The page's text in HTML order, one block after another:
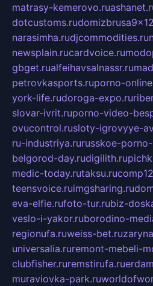
matrasy-kemerovo.ru
dotcustoms.ru
narasimha.rudjcommodities.ru
newsplain.rucardvoice.ru
gbget.rualfeihavsalnassr.ru
petrovkasports.ruporno-
york-life.rudoroga-expo.ru
slovar-ivrit.ruporno-video-
ovucontrol.rusloty-igrovyye-
ru-industriya.rurusskoe-
belgorod-day.rudigilith.ru
medic-today.rutaksu.ru
teensvoice.ruimgsharing.ru
eva-elfie.rufoto-tur.rubiz-
veslo-i-yakor.ruborodino-
regionufa.ruweiss-bet.ru
universalia.ruremont-mebeli-
clubfisher.ruremstirufa.ru
muraviovka-park.ru